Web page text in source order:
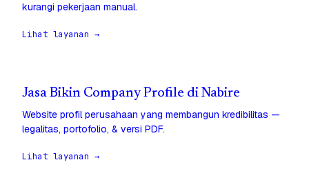
kurangi pekerjaan manual.
Lihat layanan →
Jasa Bikin Company Profile di Nabire
Website profil perusahaan yang membangun kredibilitas —
legalitas, portofolio, & versi PDF.
Lihat layanan →